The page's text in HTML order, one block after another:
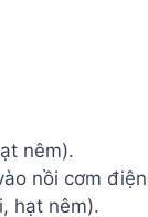
nêm).